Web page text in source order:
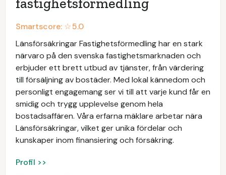
Smartscore: ☆5.0
Länsförsäkringar Fastighetsförmedling har en stark
närvaro på den svenska fastighetsmarknaden och
erbjuder ett brett utbud av tjänster, från värdering
till försäljning av bostäder. Med lokal kännedom och
personligt engagemang ser vi till att varje kund får en
smidig och trygg upplevelse genom hela
bostadsaffären. Våra erfarna mäklare arbetar nära
Länsförsäkringar, vilket ger unika fördelar och
kunskaper inom finansiering och försäkring.
Profil >>